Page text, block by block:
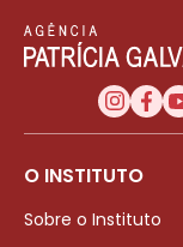
O INSTITUTO
Sobre o Instituto